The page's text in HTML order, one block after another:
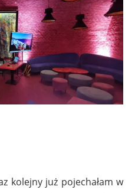
kolejny już pojechałam w